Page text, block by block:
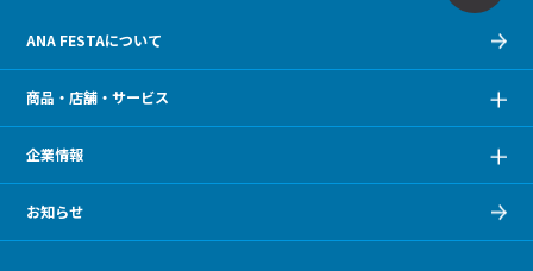
ANA FESTAについて
商品・店舗・サービス
企業情報
お知らせ